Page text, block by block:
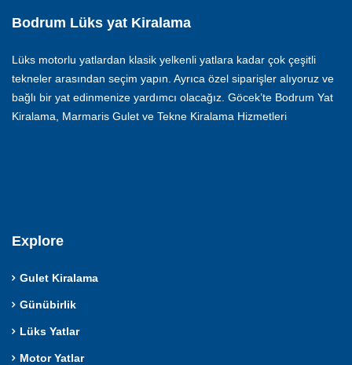
Bodrum Lüks yat Kiralama
Lüks motorlu yatlardan klasik yelkenli yatlara kadar çok çeşitli
tekneler arasından seçim yapın. Ayrıca özel siparişler alıyoruz ve
bağlı bir yat edinmenize yardımcı olacağız. Göcek’te Bodrum Yat
Kiralama, Marmaris Gulet ve Tekne Kiralama Hizmetleri
Explore
Gulet Kiralama
Günübirlik
Lüks Yatlar
Motor Yatlar